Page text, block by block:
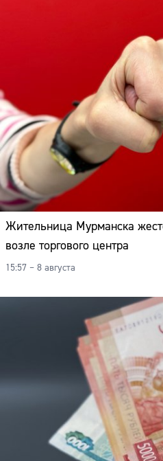
Жительница Мурманска
возле торгового центра
15:57 – 8 августа